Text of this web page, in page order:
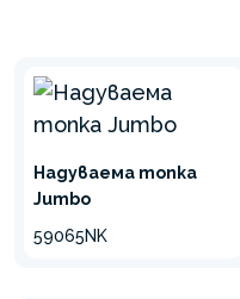
Надуваема топка
Jumbo
59065NK